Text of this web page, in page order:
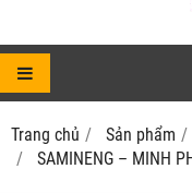
Trang chủ Sản phẩm
SAMINENG – MINH